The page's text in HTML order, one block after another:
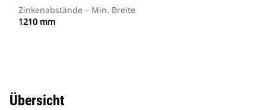
Zinkenabstände – Min. Breite
1210 mm
Übersicht